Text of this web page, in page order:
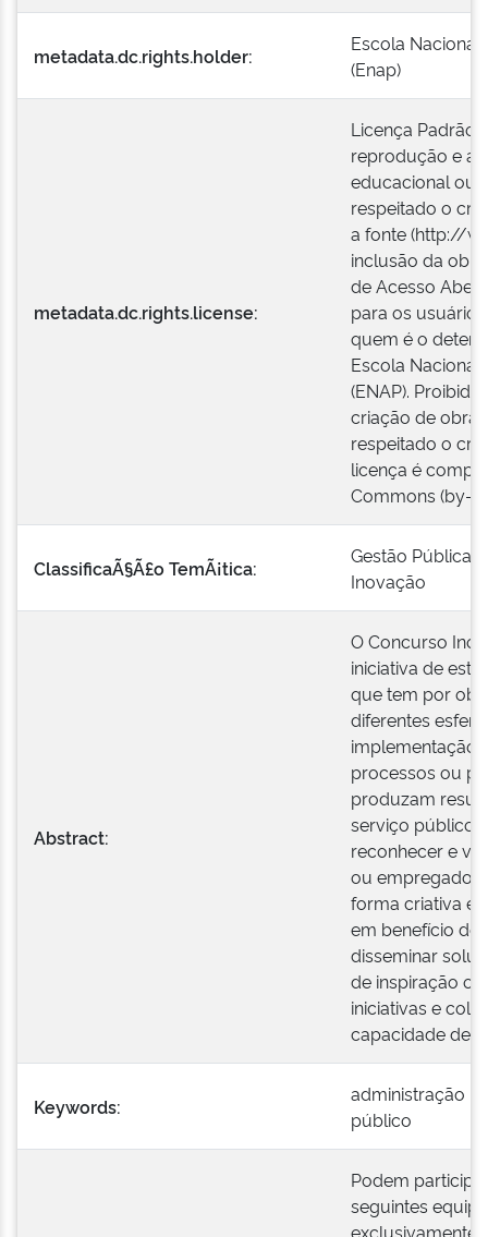
metadata.dc.rights.holder:
Escola
(Enap)
metadata.dc.rights.license:
Licença Padrão
reprodução e a
educacional ou
respeitado o
a fonte (http://
inclusão da
de Acesso
para os
quem é o
Escola
(ENAP).
criação de
respeitado o
licença é
Commons (by-
ClassificaÃ§Ã£o TemÃ¡tica:
Gestão Pública
Inovação
Abstract:
O Concurso
iniciativa de
que tem por
diferentes
implementação
processos ou
produzam
serviço público
reconhecer e
ou empregados
forma criativa e
em benefício do
disseminar
de inspiração
iniciativas e
capacidade de
Keywords:
administração
público
Podem
seguintes
exclusivamente